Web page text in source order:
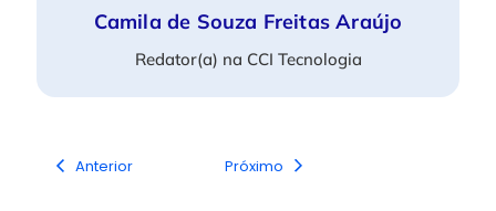
Camila de Souza Freitas Araújo
Redator(a) na CCI Tecnologia
Anterior Próximo